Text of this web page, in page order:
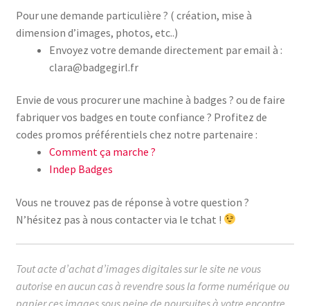
Pour une demande particulière ? ( création, mise à
dimension d’images, photos, etc..)
Envoyez votre demande directement par email à :
clara@badgegirl.fr
Envie de vous procurer une machine à badges ? ou de faire
fabriquer vos badges en toute confiance ? Profitez de
codes promos préférentiels chez notre partenaire :
Comment ça marche ?
Indep Badges
Vous ne trouvez pas de réponse à votre question ?
N’hésitez pas à nous contacter via le tchat !
Tout acte d’achat d’images digitales sur le site ne vous
autorise en aucun cas à revendre sous la forme numérique ou